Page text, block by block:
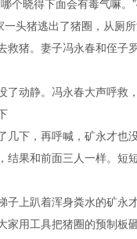
个晓得下面会有毒气嘛
头猪逃出了猪圈，从厕所
救猪。妻子冯永春和侄子
了动静。冯永春大声呼救
下，再呼喊，矿永才也
结果和前面三人一样。短
子上趴着浑身粪水的矿永
家用工具把猪圈的预制板